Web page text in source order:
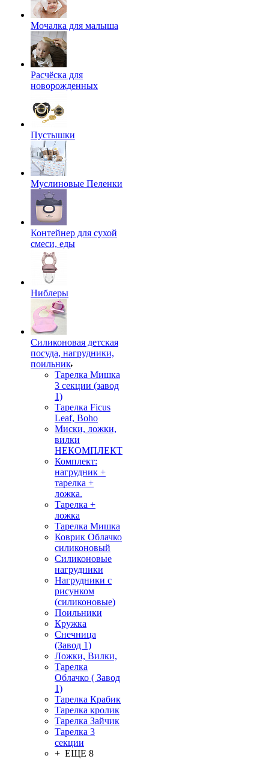
Мочалка для малыша
Расчёска для
новорожденных
Пустышки
Муслиновые Пеленки
Контейнер для сухой
смеси, еды
Ниблеры
Силиконовая детская
посуда, нагрудники,
поильник
Тарелка Мишка
3 секции (завод
1)
Тарелка Ficus
Leaf, Boho
Миски, ложки,
вилки
НЕКОМПЛЕКТ
Комплект:
нагрудник +
тарелка +
ложка.
Тарелка +
ложка
Тарелка Мишка
Коврик Облачко
силиконовый
Силиконовые
нагрудники
Нагрудники с
рисунком
(силиконовые)
Поильники
Кружка
Снечница
(Завод 1)
Ложки, Вилки,
Тарелка
Облачко ( Завод
1)
Тарелка Крабик
Тарелка кролик
Тарелка Зайчик
Тарелка 3
секции
+ ЕЩЕ 8